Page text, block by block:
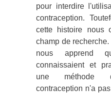
pour interdire
contraception.
cette histoire nous
champ de
nous apprend
connaissaient et
une méthode
contraception n'a